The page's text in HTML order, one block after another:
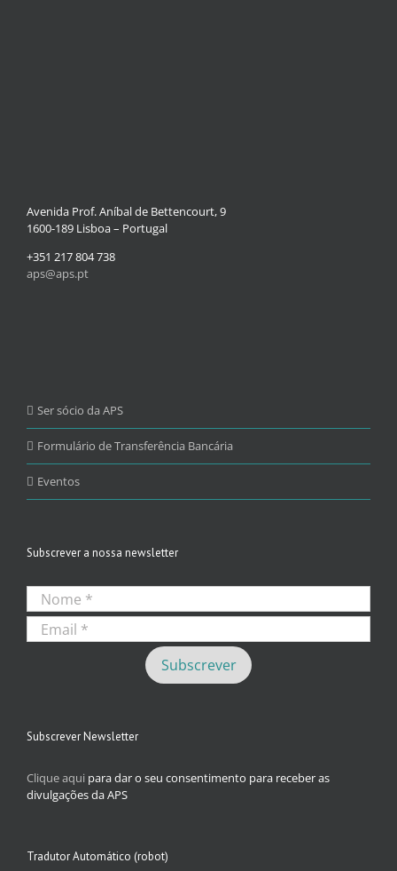
Avenida Prof. Aníbal de Bettencourt, 9
1600-189 Lisboa – Portugal
+351 217 804 738
aps@aps.pt
Ser sócio da APS
Formulário de Transferência Bancária
Eventos
Subscrever a nossa newsletter
Subscrever Newsletter
Clique aqui para dar o seu consentimento para receber as
divulgações da APS
Tradutor Automático (robot)